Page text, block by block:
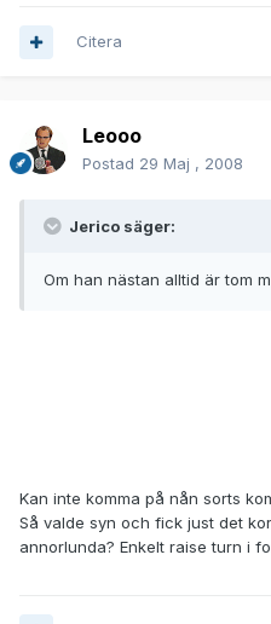
Citera
Leooo
Postad 29 Maj , 2008
Jerico säger:
Om han nästan alltid är tom
Kan inte komma på nån sorts
Så valde syn och fick just det
annorlunda? Enkelt raise turn i